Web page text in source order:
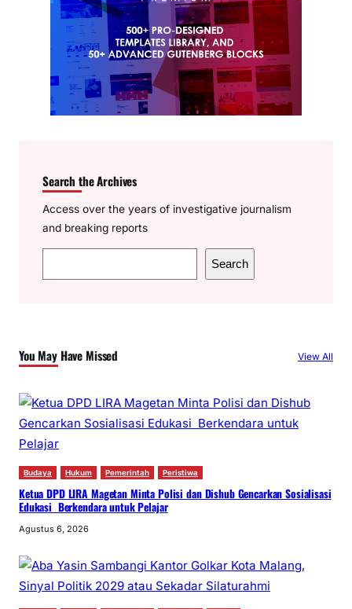
Search the Archives
Access over the years of investigative journalism
and breaking reports
e
h
Search
You May Have Missed View All
Budaya Hukum Pemerintah Peristiwa
Ketua DPD LIRA Magetan Minta Polisi dan Dishub Gencarkan Sosialisasi
Edukasi Berkendara untuk Pelajar
Agustus 6, 2026